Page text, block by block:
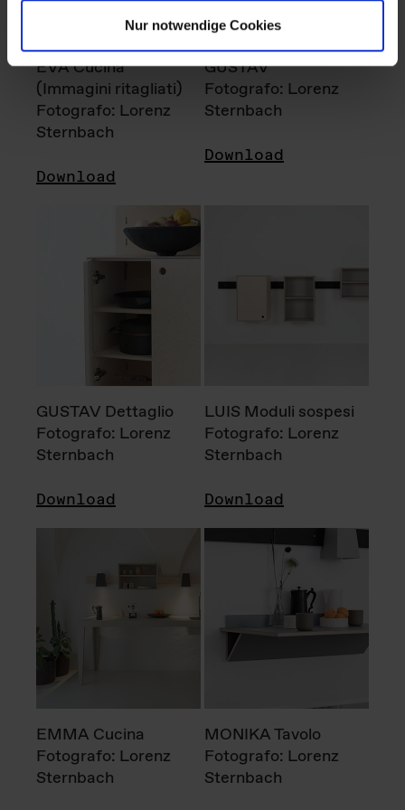
Nur notwendige Cookies
EVA Cucina
(Immagini ritagliati)
Fotografo: Lorenz
Sternbach
Download
GUSTAV
Fotografo: Lorenz
Sternbach
Download
GUSTAV Dettaglio
Fotografo: Lorenz
Sternbach
Download
LUIS Moduli sospesi
Fotografo: Lorenz
Sternbach
Download
EMMA Cucina
Fotografo: Lorenz
Sternbach
MONIKA Tavolo
Fotografo: Lorenz
Sternbach